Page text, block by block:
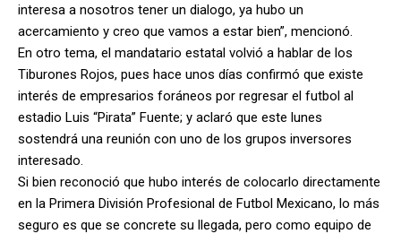
interesa a nosotros tener un dialogo, ya hubo un
acercamiento y creo que vamos a estar bien”, mencionó.
En otro tema, el mandatario estatal volvió a hablar de los
Tiburones Rojos, pues hace unos días confirmó que existe
interés de empresarios foráneos por regresar el futbol al
estadio Luis “Pirata” Fuente; y aclaró que este lunes
sostendrá una reunión con uno de los grupos inversores
interesado.
Si bien reconoció que hubo interés de colocarlo directamente
en la Primera División Profesional de Futbol Mexicano, lo más
seguro es que se concrete su llegada, pero como equipo de